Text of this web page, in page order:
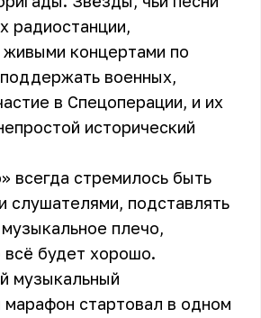
радиостанции,
живыми концертами по
военных,
в Спецоперации, и их
исторический
всегда стремилось быть
слушателями, подставлять
плечо,
всё будет хорошо.
музыкальный
марафон стартовал в одном